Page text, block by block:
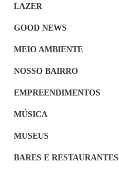
LAZER
GOOD NEWS
MEIO AMBIENTE
NOSSO BAIRRO
EMPREENDIMENTOS
MÚSICA
MUSEUS
BARES E RESTAURANTES